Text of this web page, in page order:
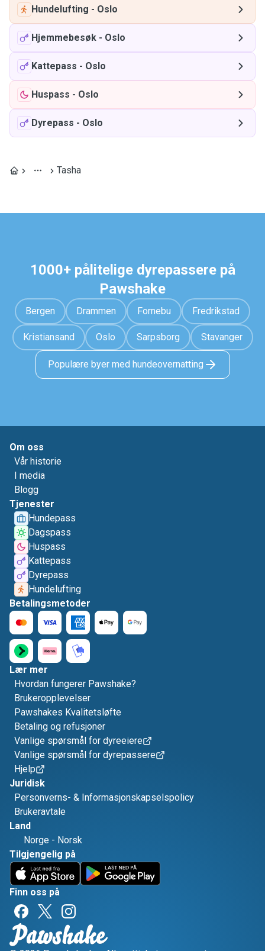
Hundelufting - Oslo
Hjemmebesøk - Oslo
Kattepass - Oslo
Huspass - Oslo
Dyrepass - Oslo
Tasha
1000+ pålitelige dyrepassere på
Pawshake
Bergen Drammen Fornebu Fredrikstad
Kristiansand Oslo Sarpsborg Stavanger
Populære byer med hundeovernatting
Om oss
Vår historie
I media
Blogg
Tjenester
Hundepass
Dagspass
Huspass
Kattepass
Dyrepass
Hundelufting
Betalingsmetoder
Lær mer
Hvordan fungerer Pawshake?
Brukeropplevelser
Pawshakes Kvalitetsløfte
Betaling og refusjoner
Vanlige spørsmål for dyreeiere
Vanlige spørsmål for dyrepassere
Hjelp
Juridisk
Personverns- & Informasjonskapselspolicy
Brukeravtale
Land
Norge - Norsk
Tilgjengelig på
Finn oss på